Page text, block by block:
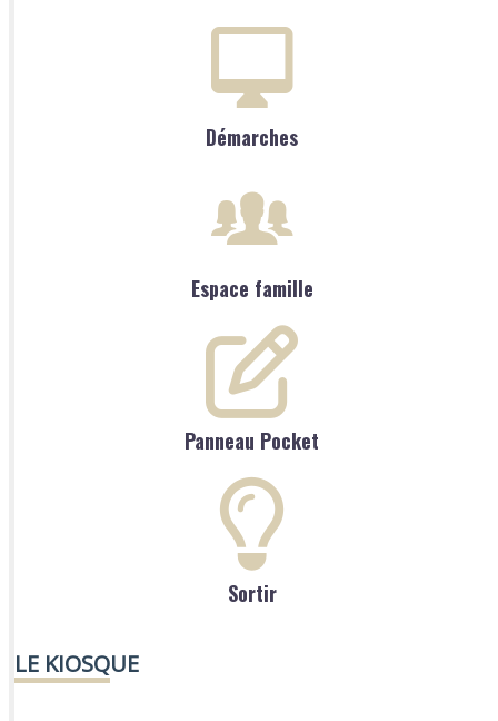
Démarches
Espace famille
Panneau Pocket
Sortir
LE KIOSQUE